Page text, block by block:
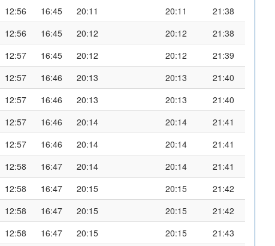
12:56 16:45 20:11 20:11
21:38
12:56 16:45 20:12 20:12
21:38
12:57 16:45 20:12 20:12
21:39
12:57 16:46 20:13 20:13
21:40
12:57 16:46 20:13 20:13
21:40
12:57 16:46 20:14 20:14
21:41
12:57 16:46 20:14 20:14
21:41
12:58 16:47 20:14 20:14
21:41
12:58 16:47 20:15 20:15
21:42
12:58 16:47 20:15 20:15
21:42
12:58 16:47 20:15 20:15
21:43